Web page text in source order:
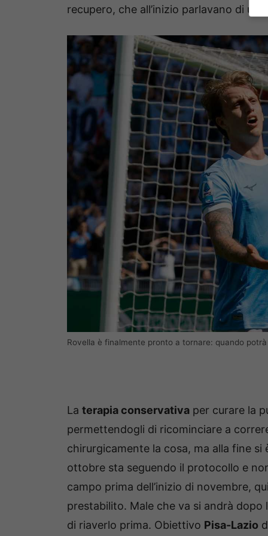
recupero, che all’inizio parlavano di
Rovella è finalmente pronto a tornare: quando
La terapia conservativa per curare la
permettendogli di ricominciare a
chirurgicamente la cosa, ma alla fine
ottobre sta seguendo il protocollo e
campo prima dell’inizio di novembre,
prestabilito. Male che va si andrà dopo
di riaverlo prima. Obiettivo Pisa-Lazio